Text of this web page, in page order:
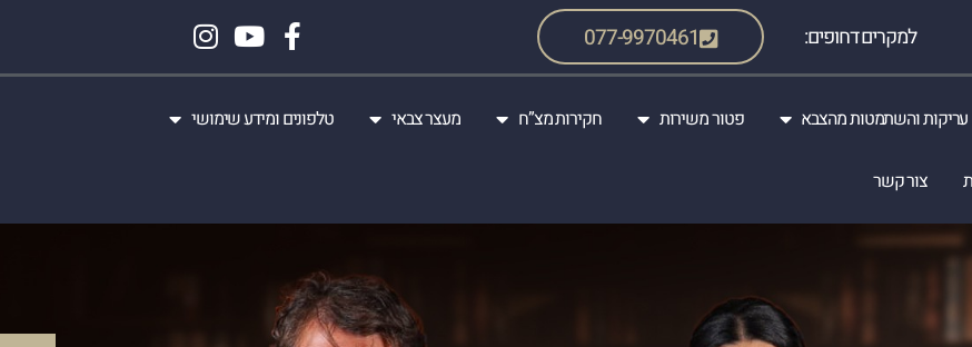
למקרים דחופים: 077-9970461
עריקות והשתמטות מהצבא פטור משירות חקירות מצ”ח מעצר צבאי טלפונים ומידע שימושי
צור קשר